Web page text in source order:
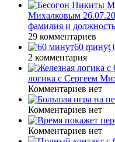
Михалковым
фамилия и
29 комментариев
60 ṃинẏƫ
2 комментария
логика с Сергеем
Комментариев нет
Комментариев нет
Комментариев нет